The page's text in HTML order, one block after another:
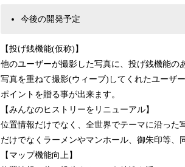
今後の開発予定
【投げ銭機能(仮称)】
他のユーザーが撮影した写真に、投げ銭機能の
写真を重ねて撮影(ウィーブ)してくれたユーザ
ポイントを贈る事が出来ます。
【みんなのヒストリーをリニューアル】
位置情報だけでなく、全世界でテーマに沿った
だけでなくラーメンやマンホール、御朱印等、
【マップ機能向上】